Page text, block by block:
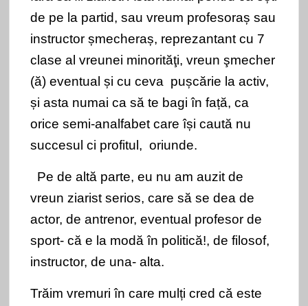
de pe la partid, sau vreum profesoraș sau
instructor șmecheraș, reprezantant cu 7
clase al vreunei minorităţi, vreun şmecher
(ă) eventual și cu ceva pușcărie la activ,
și asta numai ca să te bagi în față, ca
orice semi-analfabet care își caută nu
succesul ci profitul, oriunde.
Pe de altă parte, eu nu am auzit de
vreun ziarist serios, care să se dea de
actor, de antrenor, eventual profesor de
sport- că e la modă în politică!, de filosof,
instructor, de una- alta.
Trăim vremuri în care mulți cred că este